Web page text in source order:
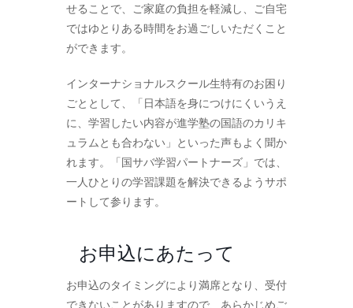
せることで、ご家庭の負担を軽減し、ご自宅
ではゆとりある時間をお過ごしいただくこと
ができます。
インターナショナルスクール生特有のお困り
ごととして、「日本語を身につけにくいうえ
に、学習したい内容が進学塾の国語のカリキ
ュラムとも合わない」といった声もよく聞か
れます。「国サバ学習パートナーズ」では、
一人ひとりの学習課題を解決できるようサポ
ートして参ります。
お申込にあたって
お申込のタイミングにより満席となり、受付
できないことがありますので、あらかじめご